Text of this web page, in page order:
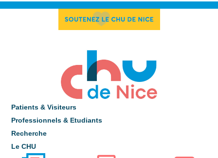
Patients & Visiteurs
Professionnels & Etudiants
Recherche
Le CHU